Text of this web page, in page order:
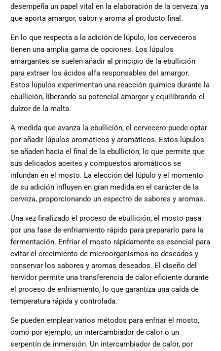
desempeña un papel vital en la elaboración de la cerveza, ya
que aporta amargor, sabor y aroma al producto final.
En lo que respecta a la adición de lúpulo, los cerveceros
tienen una amplia gama de opciones. Los lúpulos
amargantes se suelen añadir al principio de la ebullición
para extraer los ácidos alfa responsables del amargor.
Estos lúpulos experimentan una reacción química durante la
ebullición, liberando su potencial amargor y equilibrando el
dulzor de la malta.
A medida que avanza la ebullición, el cervecero puede optar
por añadir lúpulos aromáticos y aromáticos. Estos lúpulos
se añaden hacia el final de la ebullición, lo que permite que
sus delicados aceites y compuestos aromáticos se
infundan en el mosto. La elección del lúpulo y el momento
de su adición influyen en gran medida en el carácter de la
cerveza, proporcionando un espectro de sabores y aromas.
Una vez finalizado el proceso de ebullición, el mosto pasa
por una fase de enfriamiento rápido para prepararlo para la
fermentación. Enfriar el mosto rápidamente es esencial para
evitar el crecimiento de microorganismos no deseados y
conservar los sabores y aromas deseados. El diseño del
hervidor permite una transferencia de calor eficiente durante
el proceso de enfriamiento, lo que garantiza una caída de
temperatura rápida y controlada.
Se pueden emplear varios métodos para enfriar el mosto,
como por ejemplo, un intercambiador de calor o un
serpentín de inmersión. Un intercambiador de calor, por